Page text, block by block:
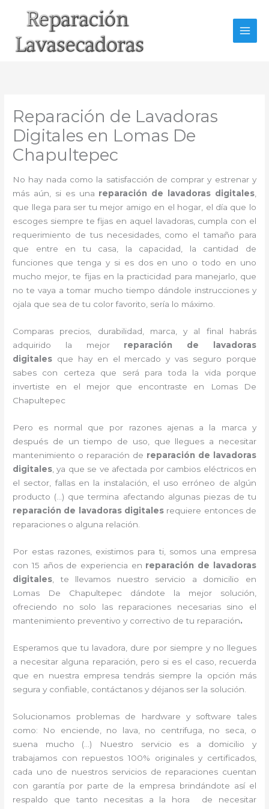
Reparación de Lavadoras
Digitales en Lomas De
Chapultepec
No hay nada como la satisfacción de comprar y estrenar y
más aún, si es una reparación de lavadoras digitales,
que llega para ser tu mejor amigo en el hogar, el día que lo
escoges siempre te fijas en aquel lavadoras, cumpla con el
requerimiento de tus necesidades, como el tamaño para
que entre en tu casa, la capacidad, la cantidad de
funciones que tenga y si es dos en uno o todo en uno
mucho mejor, te fijas en la practicidad para manejarlo, que
no te vaya a tomar mucho tiempo dándole instrucciones y
ojala que sea de tu color favorito, sería lo máximo.
Comparas precios, durabilidad, marca, y al final habrás
adquirido la mejor reparación de lavadoras
digitales que hay en el mercado y vas seguro porque
sabes con certeza que será para toda la vida porque
invertiste en el mejor que encontraste en Lomas De
Chapultepec
Pero es normal que por razones ajenas a la marca y
después de un tiempo de uso, que llegues a necesitar
mantenimiento o reparación de reparación de lavadoras
digitales , ya que se ve afectada por cambios eléctricos en
el sector, fallas en la instalación, el uso erróneo de algún
producto (…) que termina afectando algunas piezas de tu
reparación de lavadoras digitales requiere entonces de
reparaciones o alguna relación.
Por estas razones, existimos para ti, somos una empresa
con 15 años de experiencia en reparación de lavadoras
digitales , te llevamos nuestro servicio a domicilio en
Lomas De Chapultepec dándote la mejor solución,
ofreciendo no solo las reparaciones necesarias sino el
mantenimiento preventivo y correctivo de tu reparación.
Esperamos que tu lavadora, dure por siempre y no llegues
a necesitar alguna reparación, pero si es el caso, recuerda
que en nuestra empresa tendrás siempre la opción más
segura y confiable, contáctanos y déjanos ser la solución.
Solucionamos problemas de hardware y software tales
como: No enciende, no lava, no centrifuga, no seca, o
suena mucho (…) Nuestro servicio es a domicilio y
trabajamos con repuestos 100% originales y certificados,
cada uno de nuestros servicios de reparaciones cuentan
con garantía por parte de la empresa brindándote así el
respaldo que tanto necesitas a la hora de necesitar